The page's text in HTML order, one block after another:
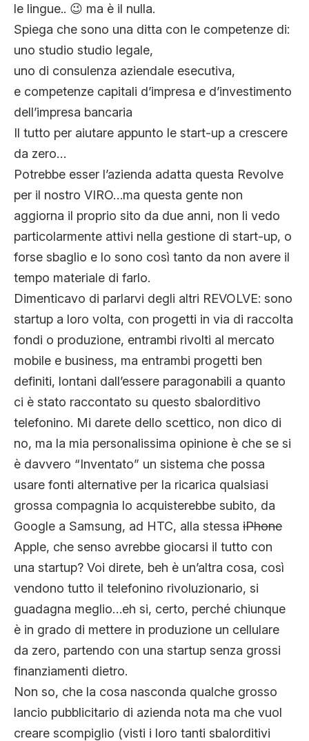
le lingue.. 😉 ma è il nulla.
Spiega che sono una ditta con le competenze di:
uno studio studio legale,
uno di consulenza aziendale esecutiva,
e competenze capitali d’impresa e d’investimento
dell’impresa bancaria
Il tutto per aiutare appunto le start-up a crescere
da zero…
Potrebbe esser l’azienda adatta questa Revolve
per il nostro VIRO…ma questa gente non
aggiorna il proprio sito da due anni, non li vedo
particolarmente attivi nella gestione di start-up, o
forse sbaglio e lo sono così tanto da non avere il
tempo materiale di farlo.
Dimenticavo di parlarvi degli altri REVOLVE: sono
startup a loro volta, con progetti in via di raccolta
fondi o produzione, entrambi rivolti al mercato
mobile e business, ma entrambi progetti ben
definiti, lontani dall’essere paragonabili a quanto
ci è stato raccontato su questo sbalorditivo
telefonino. Mi darete dello scettico, non dico di
no, ma la mia personalissima opinione è che se si
è davvero “Inventato” un sistema che possa
usare fonti alternative per la ricarica qualsiasi
grossa compagnia lo acquisterebbe subito, da
Google a Samsung, ad HTC, alla stessa iPhone
Apple, che senso avrebbe giocarsi il tutto con
una startup? Voi direte, beh è un’altra cosa, così
vendono tutto il telefonino rivoluzionario, si
guadagna meglio…eh si, certo, perché chiunque
è in grado di mettere in produzione un cellulare
da zero, partendo con una startup senza grossi
finanziamenti dietro.
Non so, che la cosa nasconda qualche grosso
lancio pubblicitario di azienda nota ma che vuol
creare scompiglio (visti i loro tanti sbalorditivi